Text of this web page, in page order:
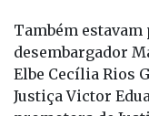
desembargador
Elbe Cecília Rios
Justiça Victor
promotora de
Gonçalves (irmã);